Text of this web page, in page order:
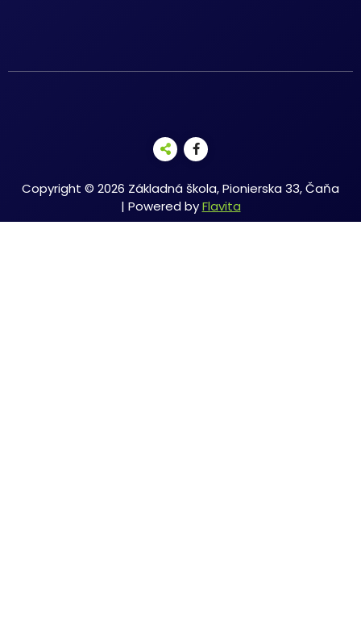
Copyright © 2026 Základná škola, Pionierska 33, Čaňa
| Powered byFlavita